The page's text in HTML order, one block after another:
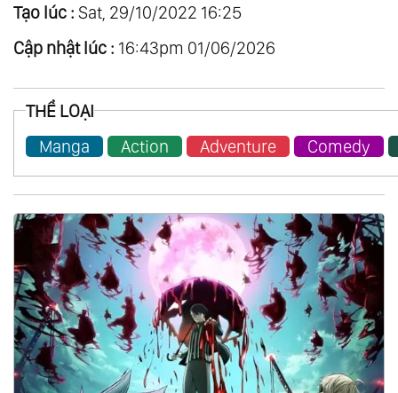
Tạo lúc : Sat, 29/10/2022 16:25
Cập nhật lúc : 16:43pm 01/06/2026
THỂ LOẠI
Manga
Action Adventure Comedy